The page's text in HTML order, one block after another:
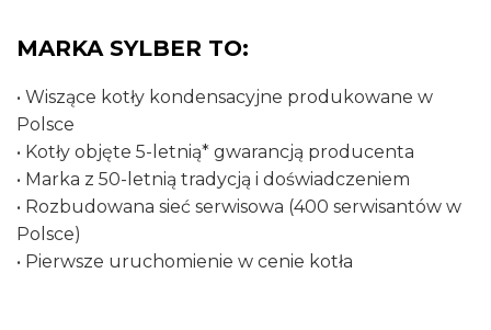
MARKA SYLBER TO:
• Wiszące kotły kondensacyjne produkowane w
Polsce
• Kotły objęte 5-letnią* gwarancją producenta
• Marka z 50-letnią tradycją i doświadczeniem
• Rozbudowana sieć serwisowa (400 serwisantów w
Polsce)
• Pierwsze uruchomienie w cenie kotła